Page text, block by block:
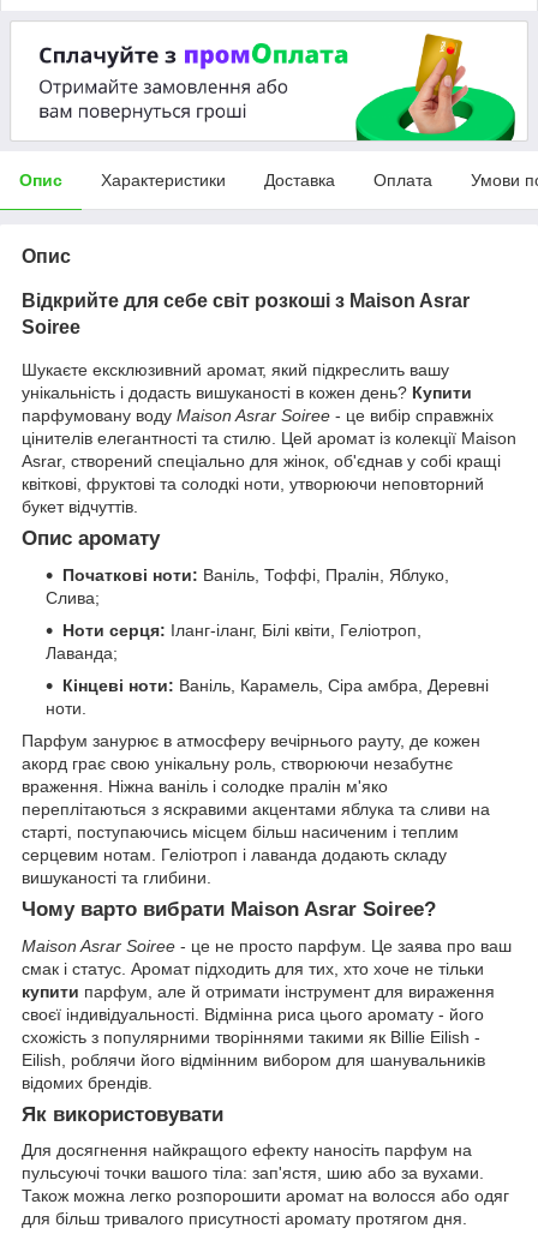
Опис Характеристики Доставка Оплата Умови
Опис
Відкрийте для себе світ розкоші з Maison Asrar
Soiree
Шукаєте ексклюзивний аромат, який підкреслить вашу
унікальність і додасть вишуканості в кожен день? Купити
парфумовану воду Maison Asrar Soiree - це вибір справжніх
цінителів елегантності та стилю. Цей аромат із колекції Maison
Asrar, створений спеціально для жінок, об'єднав у собі кращі
квіткові, фруктові та солодкі ноти, утворюючи неповторний
букет відчуттів.
Опис аромату
Початкові ноти: Ваніль, Тоффі, Пралін, Яблуко,
Слива;
Ноти серця: Іланг-іланг, Білі квіти, Геліотроп,
Лаванда;
Кінцеві ноти: Ваніль, Карамель, Сіра амбра, Деревні
ноти.
Парфум занурює в атмосферу вечірнього рауту, де кожен
акорд грає свою унікальну роль, створюючи незабутнє
враження. Ніжна ваніль і солодке пралін м'яко
переплітаються з яскравими акцентами яблука та сливи на
старті, поступаючись місцем більш насиченим і теплим
серцевим нотам. Геліотроп і лаванда додають складу
вишуканості та глибини.
Чому варто вибрати Maison Asrar Soiree?
Maison Asrar Soiree - це не просто парфум. Це заява про ваш
смак і статус. Аромат підходить для тих, хто хоче не тільки
купити парфум, але й отримати інструмент для вираження
своєї індивідуальності. Відмінна риса цього аромату - його
схожість з популярними творіннями такими як Billie Eilish -
Eilish, роблячи його відмінним вибором для шанувальників
відомих брендів.
Як використовувати
Для досягнення найкращого ефекту наносіть парфум на
пульсуючі точки вашого тіла: зап'ястя, шию або за вухами.
Також можна легко розпорошити аромат на волосся або одяг
для більш тривалого присутності аромату протягом дня.